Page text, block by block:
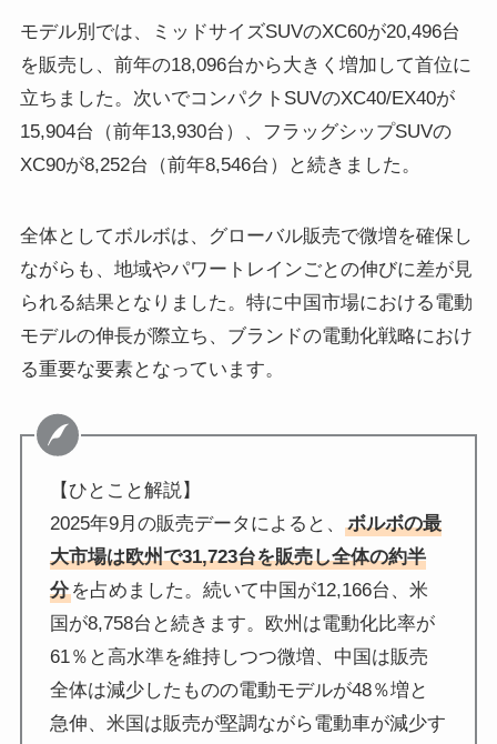
モデル別では、ミッドサイズSUVのXC60が20,496台
を販売し、前年の18,096台から大きく増加して首位に
立ちました。次いでコンパクトSUVのXC40/EX40が
15,904台（前年13,930台）、フラッグシップSUVの
XC90が8,252台（前年8,546台）と続きました。
全体としてボルボは、グローバル販売で微増を確保し
ながらも、地域やパワートレインごとの伸びに差が見
られる結果となりました。特に中国市場における電動
モデルの伸長が際立ち、ブランドの電動化戦略におけ
る重要な要素となっています。
【ひとこと解説】
2025年9月の販売データによると、ボルボの最
大市場は欧州で31,723台を販売し全体の約半
分を占めました。続いて中国が12,166台、米
国が8,758台と続きます。欧州は電動化比率が
61％と高水準を維持しつつ微増、中国は販売
全体は減少したものの電動モデルが48％増と
急伸、米国は販売が堅調ながら電動車が減少す